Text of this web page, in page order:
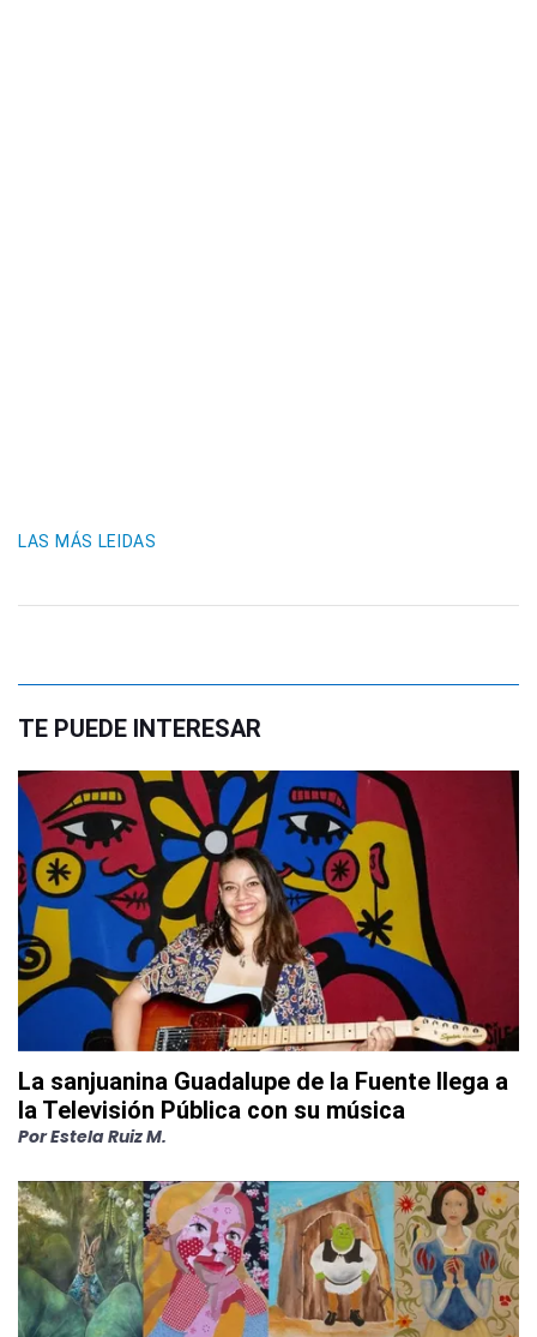
LAS MÁS LEIDAS
TE PUEDE INTERESAR
La sanjuanina Guadalupe de la Fuente llega a
la Televisión Pública con su música
PorEstela Ruiz M.